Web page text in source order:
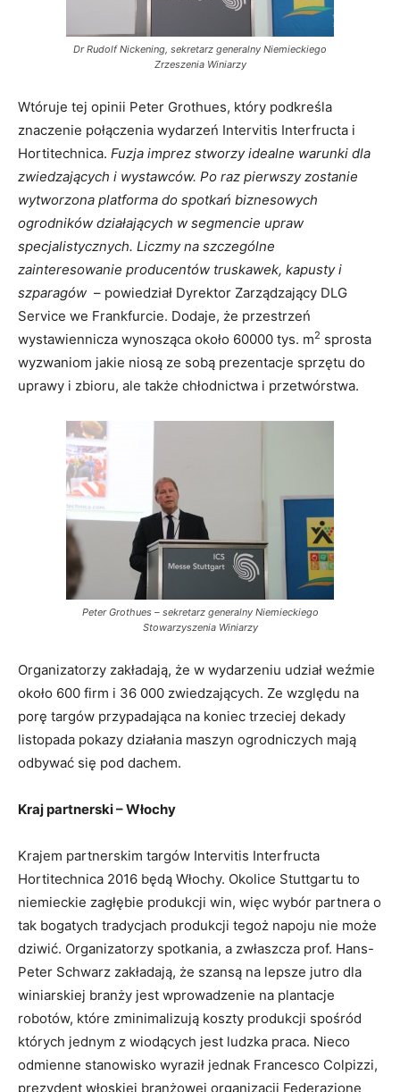
Dr Rudolf Nickening, sekretarz generalny Niemieckiego
Zrzeszenia Winiarzy
Wtóruje tej opinii Peter Grothues, który podkreśla
znaczenie połączenia wydarzeń Intervitis Interfructa i
Hortitechnica. Fuzja imprez stworzy idealne warunki dla
zwiedzających i wystawców. Po raz pierwszy zostanie
wytworzona platforma do spotkań biznesowych
ogrodników działających w segmencie upraw
specjalistycznych. Liczmy na szczególne
zainteresowanie producentów truskawek, kapusty i
szparagów – powiedział Dyrektor Zarządzający DLG
Service we Frankfurcie. Dodaje, że przestrzeń
wystawiennicza wynosząca około 60000 tys. m2 sprosta
wyzwaniom jakie niosą ze sobą prezentacje sprzętu do
uprawy i zbioru, ale także chłodnictwa i przetwórstwa.
Peter Grothues – sekretarz generalny Niemieckiego
Stowarzyszenia Winiarzy
Organizatorzy zakładają, że w wydarzeniu udział weźmie
około 600 firm i 36 000 zwiedzających. Ze względu na
porę targów przypadająca na koniec trzeciej dekady
listopada pokazy działania maszyn ogrodniczych mają
odbywać się pod dachem.
Kraj partnerski – Włochy
Krajem partnerskim targów Intervitis Interfructa
Hortitechnica 2016 będą Włochy. Okolice Stuttgartu to
niemieckie zagłębie produkcji win, więc wybór partnera o
tak bogatych tradycjach produkcji tegoż napoju nie może
dziwić. Organizatorzy spotkania, a zwłaszcza prof. Hans-
Peter Schwarz zakładają, że szansą na lepsze jutro dla
winiarskiej branży jest wprowadzenie na plantacje
robotów, które zminimalizują koszty produkcji spośród
których jednym z wiodących jest ludzka praca. Nieco
odmienne stanowisko wyraził jednak Francesco Colpizzi,
prezydent włoskiej branżowej organizacji Federazione